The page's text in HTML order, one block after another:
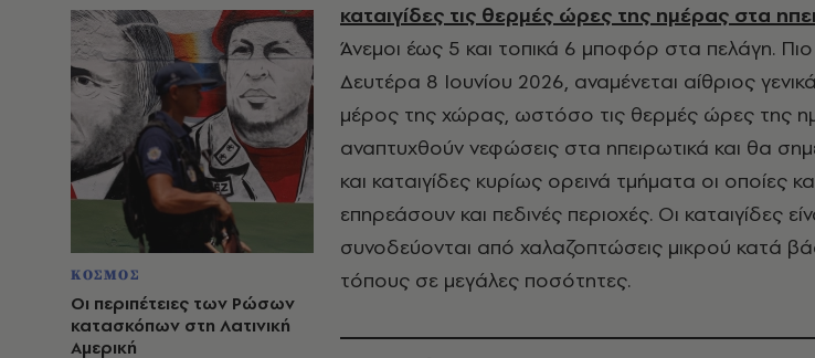
ΚΟΣΜΟΣ
Οι περιπέτειες των Ρώσων
κατασκόπων στη Λατινική
Αμερική
καταιγίδες τις θερμές ώρες της ημέρας στα
Άνεμοι έως 5 και τοπικά 6 μποφόρ στα πελάγη.
Δευτέρα 8 Ιουνίου 2026, αναμένεται αίθριος
μέρος της χώρας, ωστόσο τις θερμές ώρες της
αναπτυχθούν νεφώσεις στα ηπειρωτικά και θα
και καταιγίδες κυρίως ορεινά τμήματα οι οποίες
επηρεάσουν και πεδινές περιοχές. Οι καταιγίδες
συνοδεύονται από χαλαζοπτώσεις μικρού κατά
τόπους σε μεγάλες ποσότητες.